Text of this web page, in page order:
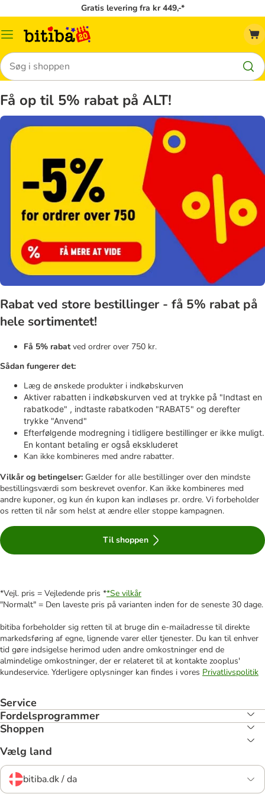
Gratis levering fra kr 449,-*
Menu
Søg
Få op til 5% rabat på ALT!
Rabat ved store bestillinger - få 5% rabat på
hele sortimentet!
Få 5% rabatved ordrer over 750 kr.
Sådan fungerer det:
Læg de ønskede produkter i indkøbskurven
Aktiver rabatten i indkøbskurven ved at trykke på "Indtast en
rabatkode" , indtaste rabatkoden "RABAT5" og derefter
trykke "Anvend"
Efterfølgende modregning i tidligere bestillinger er ikke muligt.
En kontant betaling er også ekskluderet
Kan ikke kombineres med andre rabatter.
Vilkår og betingelser: Gælder for alle bestillinger over den mindste
bestillingsværdi som beskrevet ovenfor. Kan ikke kombineres med
andre kuponer, og kun én kupon kan indløses pr. ordre. Vi forbeholder
os retten til når som helst at ændre eller stoppe kampagnen.
Til shoppen
*Vejl. pris = Vejledende pris **Se vilkår
"Normalt" = Den laveste pris på varianten inden for de seneste 30 dage.
bitiba forbeholder sig retten til at bruge din e-mailadresse til direkte
markedsføring af egne, lignende varer eller tjenester. Du kan til enhver
tid gøre indsigelse herimod uden andre omkostninger end de
almindelige omkostninger, der er relateret til at kontakte zooplus'
kundeservice. Yderligere oplysninger kan findes i vores Privatlivspolitik
Service
Fordelsprogrammer
Shoppen
Vælg land
bitiba.dk / da